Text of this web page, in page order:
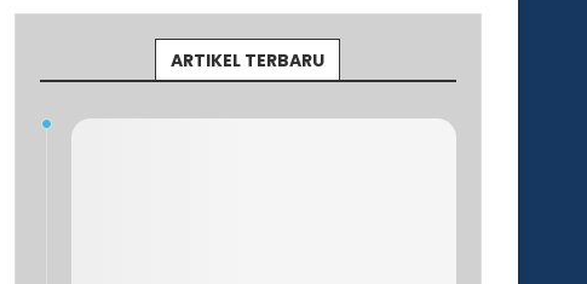
ARTIKEL TERBARU